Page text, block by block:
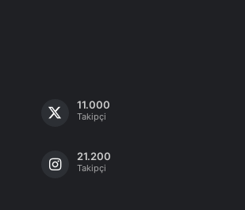
11.000
Takipçi
21.200
Takipçi